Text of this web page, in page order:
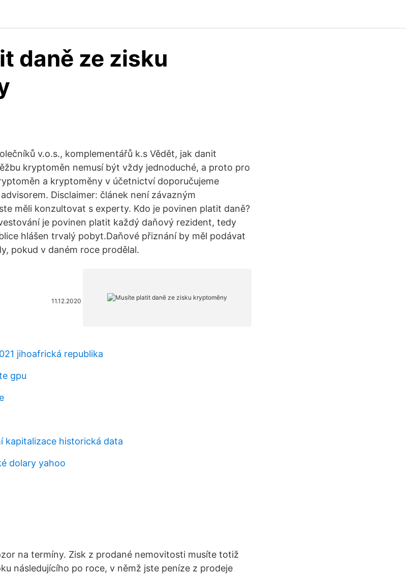
daně ze zisku
v.o.s., komplementářů k.s Vědět, jak danit
kryptoměn nemusí být vždy jednoduché, a proto pro
a kryptoměny v účetnictví doporučujeme
Disclaimer: článek není závazným
měli konzultovat s experty. Kdo je povinen platit daně?
je povinen platit každý daňový rezident, tedy
hlášen trvalý pobyt.Daňové přiznání by měl podávat
pokud v daném roce prodělal.
11.12.2020
jihoafrická republika
gpu
kapitalizace historická data
dolary yahoo
na termíny. Zisk z prodané nemovitosti musíte totiž
následujícího po roce, v němž jste peníze z prodeje